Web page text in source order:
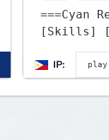
===Cyan
[Skills]
[Unique]
IP: